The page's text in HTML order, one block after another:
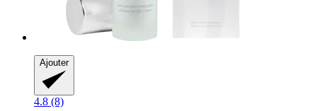
Ajouter
4.8 (8)